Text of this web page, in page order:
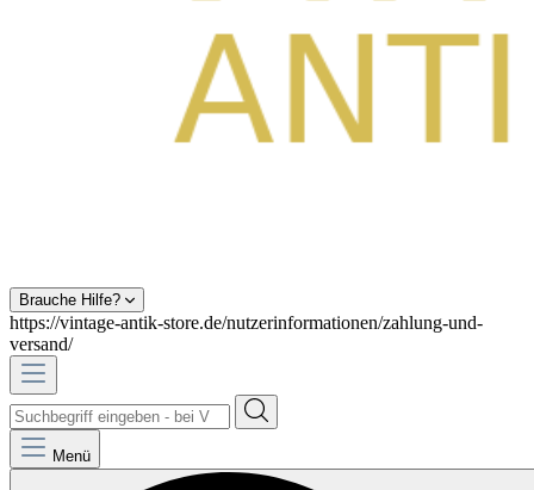
Brauche Hilfe?
https://vintage-antik-store.de/nutzerinformationen/zahlung-und-
versand/
Menü